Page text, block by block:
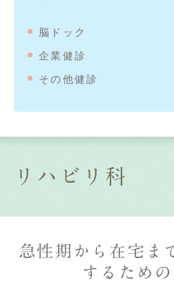
脳ドック
企業健診
その他健診
リハビリ科
急性期から在宅ま
するため